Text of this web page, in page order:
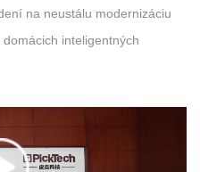
na neustálu modernizáciu
inteligentných